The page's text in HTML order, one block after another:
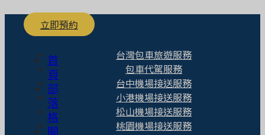
立即預約
首
頁
部
落
格
關
台灣包車旅遊服務
包車代駕服務
台中機場接送服務
小港機場接送服務
松山機場接送服務
桃園機場接送服務